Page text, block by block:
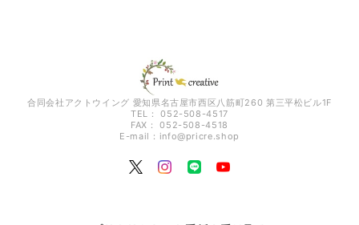
合同会社アクトウイング 愛知県名古屋市西区八筋町260 第三平松ビル1F
TEL： 052-508-4517
FAX： 052-508-4518
E-mail： info@pricre.shop